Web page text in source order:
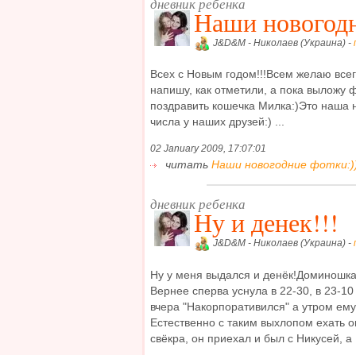
Наши
J&D&M - Николаев (Украина) -
Всех с Новым годом!!!Всем желаю
напишу, как отметили, а пока выложу
поздравить кошечка Милка:)Это наша
числа у наших друзей:) ...
02 January 2009, 17:07:01
читать Наши новогодние
дневник ребенка
Ну и денек!!!
J&D&M - Николаев (Украина) -
Ну у меня выдался и
Вернее сперва уснула в 22-30, в 23-
вчера "Накорпоративился" а утром
Естественно с таким выхлопом ехать
свёкра, он приехал и был с Никусей, а